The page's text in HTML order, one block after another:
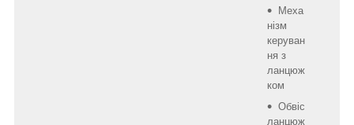
Меха
нізм
керуван
ня з
ланцюж
ком
Обвіс
ланцюж